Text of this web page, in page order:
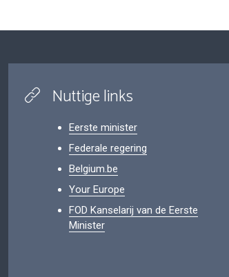
Nuttige links
Eerste minister
Federale regering
Belgium.be
Your Europe
FOD Kanselarij van de Eerste
Minister